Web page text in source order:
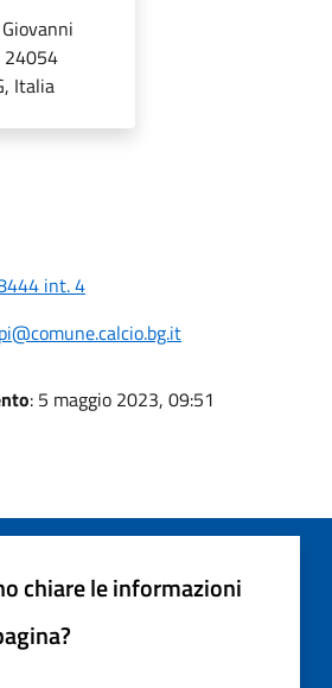
24054
Italia
int. 4
: 5 maggio 2023, 09:51
chiare le informazioni